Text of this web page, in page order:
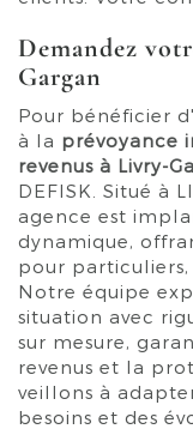
Demandez
Gargan
Pour bénéficier
à la prévoyance
revenus à Livry-
DEFISK. Situé à
agence est
dynamique,
pour particuliers,
Notre équipe
situation avec
sur mesure,
revenus et la
veillons à
besoins et des